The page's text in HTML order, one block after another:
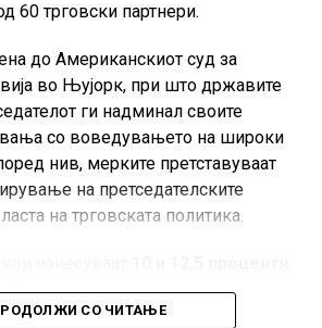
60 трговски партнери.
до Американскиот суд за
во Њујорк, при што државите
ги надминал своите
со воведувањето на широки
нив, мерките претставуваат
на претседателските
на трговската политика.
24 јули и се однесуваат на увоз од
меѓу кои е и Европската Унија.
СО ЧИТАЊЕ